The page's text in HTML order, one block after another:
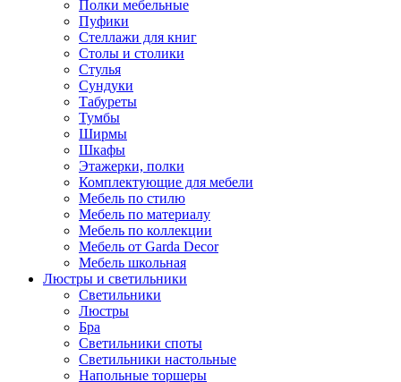
Полки мебельные
Пуфики
Стеллажи для книг
Столы и столики
Стулья
Сундуки
Табуреты
Тумбы
Ширмы
Шкафы
Этажерки, полки
Комплектующие для мебели
Мебель по стилю
Мебель по материалу
Мебель по коллекции
Мебель от Garda Decor
Мебель школьная
Люстры и светильники
Светильники
Люстры
Бра
Светильники споты
Светильники настольные
Напольные торшеры